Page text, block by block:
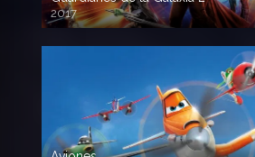
2017
720p HD